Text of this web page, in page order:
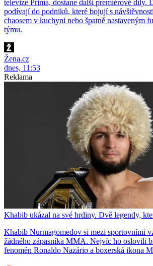
televize Prima, dostane další premiérové díly.
podívají do podniků, které bojují s
chaosem v kuchyni nebo špatně nastaveným
týmu.
Žena.cz
dnes, 11:53
Reklama
Khabib ukázal na své hrdiny. Dvě legendy,
Khabib Nurmagomedov si mezi sportovními
žádného zápasníka MMA. Nejvíc ho oslovili
fenomén Ronaldo Nazário a boxerská ikona